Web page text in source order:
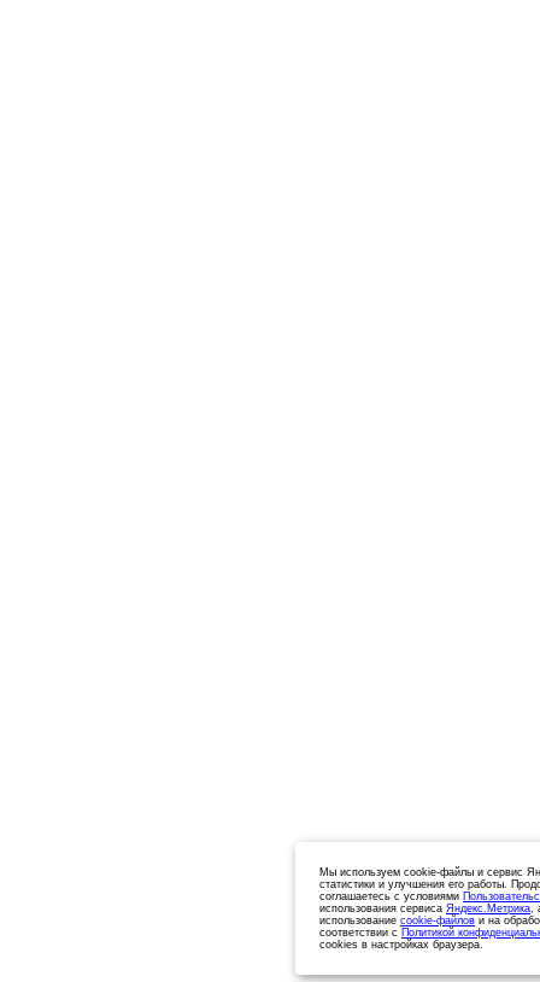
Мы используем cookie-файлы и сервис
статистики и улучшения его работы.
соглашаетесь с условиями
использования сервиса Яндекс.Метрика,
использование cookie-файлов и на
соответствии с Политикой
cookies в настройках браузера.